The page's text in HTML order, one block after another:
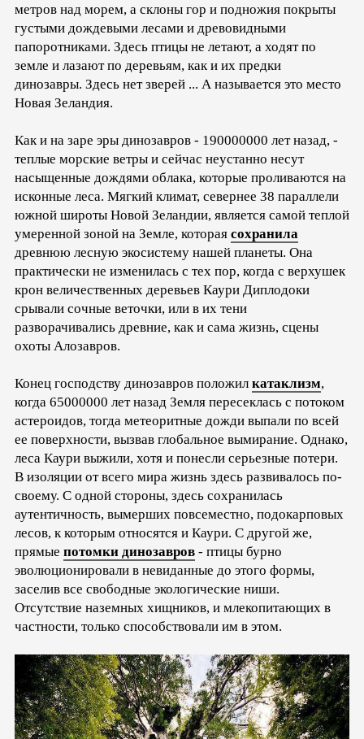
метров над морем, а склоны гор и подножия покрыты
густыми дождевыми лесами и древовидными
папоротниками. Здесь птицы не летают, а ходят по
земле и лазают по деревьям, как и их предки
динозавры. Здесь нет зверей ... А называется это место
Новая Зеландия.
Как и на заре эры динозавров - 190000000 лет назад, -
теплые морские ветры и сейчас неустанно несут
насыщенные дождями облака, которые проливаются на
исконные леса. Мягкий климат, севернее 38 параллели
южной широты Новой Зеландии, является самой теплой
умеренной зоной на Земле, которая сохранила
древнюю лесную экосистему нашей планеты. Она
практически не изменилась с тех пор, когда с верхушек
крон величественных деревьев Каури Диплодоки
срывали сочные веточки, или в их тени
разворачивались древние, как и сама жизнь, сцены
охоты Алозавров.
Конец господству динозавров положил катаклизм,
когда 65000000 лет назад Земля пересеклась с потоком
астероидов, тогда метеоритные дожди выпали по всей
ее поверхности, вызвав глобальное вымирание. Однако,
леса Каури выжили, хотя и понесли серьезные потери.
В изоляции от всего мира жизнь здесь развивалось по-
своему. С одной стороны, здесь сохранилась
аутентичность, вымерших повсеместно, подокарповых
лесов, к которым относятся и Каури. С другой же,
прямые потомки динозавров - птицы бурно
эволюционировали в невиданные до этого формы,
заселив все свободные экологические ниши.
Отсутствие наземных хищников, и млекопитающих в
частности, только способствовали им в этом.